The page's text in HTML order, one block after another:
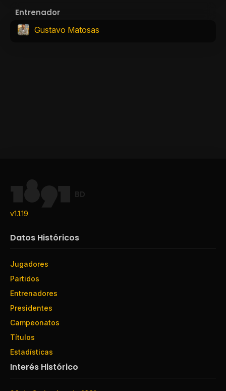
Entrenador
Gustavo Matosas
BD
v1.1.19
Datos Históricos
Jugadores
Partidos
Entrenadores
Presidentes
Campeonatos
Títulos
Estadísticas
Interés Histórico